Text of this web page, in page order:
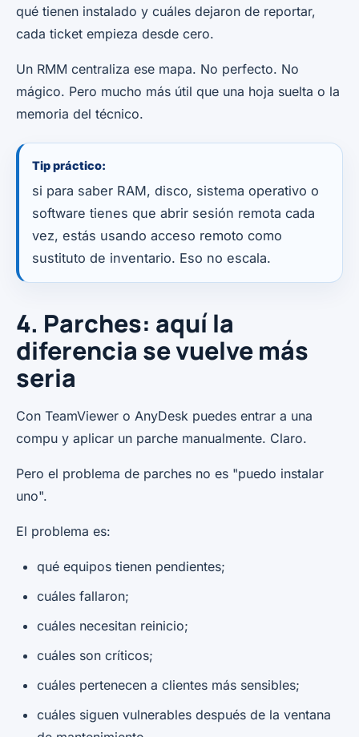
qué tienen instalado y cuáles dejaron de reportar,
cada ticket empieza desde cero.
Un RMM centraliza ese mapa. No perfecto. No
mágico. Pero mucho más útil que una hoja suelta o la
memoria del técnico.
Tip práctico:
si para saber RAM, disco, sistema operativo o
software tienes que abrir sesión remota cada
vez, estás usando acceso remoto como
sustituto de inventario. Eso no escala.
4. Parches: aquí la
diferencia se vuelve más
seria
Con TeamViewer o AnyDesk puedes entrar a una
compu y aplicar un parche manualmente. Claro.
Pero el problema de parches no es "puedo instalar
uno".
El problema es:
qué equipos tienen pendientes;
cuáles fallaron;
cuáles necesitan reinicio;
cuáles son críticos;
cuáles pertenecen a clientes más sensibles;
cuáles siguen vulnerables después de la ventana